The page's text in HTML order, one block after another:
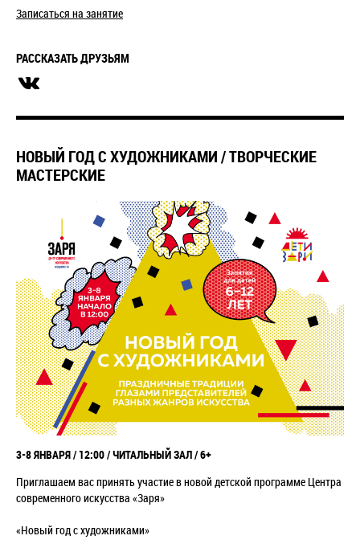
Записаться на занятие
РАССКАЗАТЬ ДРУЗЬЯМ
НОВЫЙ ГОД С ХУДОЖНИКАМИ / ТВОРЧЕСКИЕ
МАСТЕРСКИЕ
3-8 ЯНВАРЯ / 12:00 / ЧИТАЛЬНЫЙ ЗАЛ / 6+
Приглашаем вас принять участие в новой детской программе Центра
современного искусства «Заря»
«Новый год с художниками»